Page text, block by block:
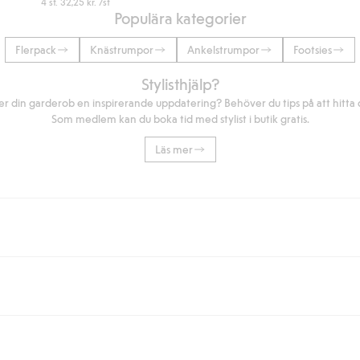
Populära kategorier
Flerpack Knästrumpor Ankelstrumpor Footsies
Stylisthjälp?
din garderob en inspirerande uppdatering? Behöver du tips på att hitta
Som medlem kan du boka tid med stylist i butik gratis.
Läs mer
du handlar för över 500kr med leverans till ombud eller paketbox